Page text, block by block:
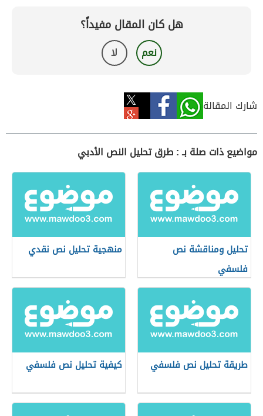
هل كان المقال مفيداً؟
نعم لا
شارك المقالة
مواضيع ذات صلة بـ : طرق تحليل النص الأدبي
تحليل ومناقشة نص
فلسفي
منهجية تحليل نص نقدي
طريقة تحليل نص فلسفي كيفية تحليل نص فلسفي